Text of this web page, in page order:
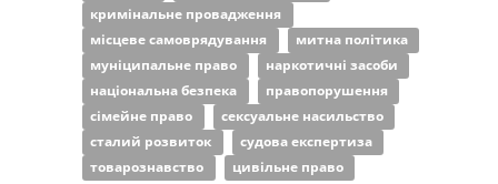
кримінальне провадження
місцеве самоврядування
митна політика
муніципальне право
наркотичні засоби
національна безпека
правопорушення
сімейне право
сексуальне насильство
сталий розвиток
судова експертиза
товарознавство
цивільне право